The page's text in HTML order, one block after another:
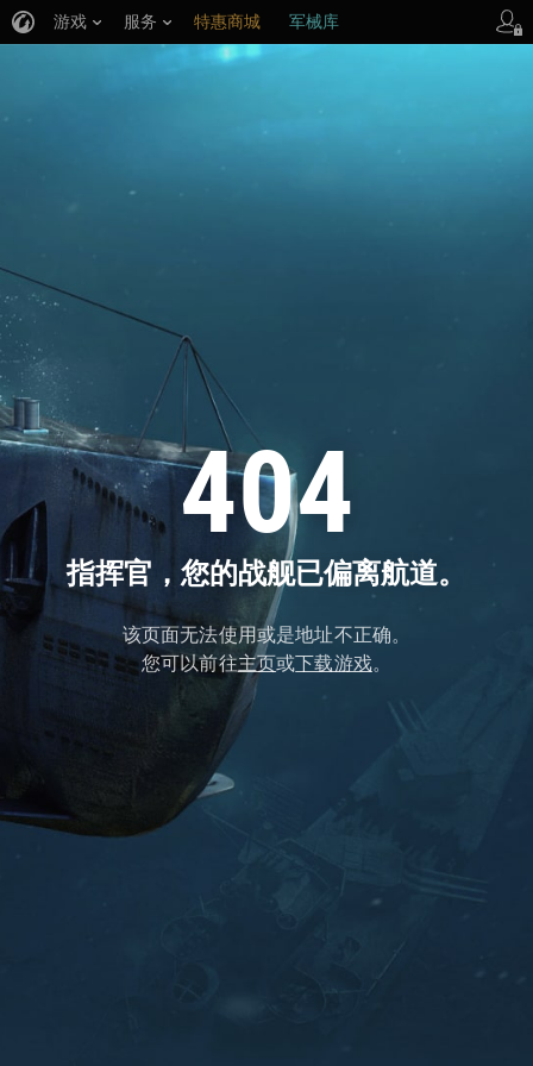
404
指挥官，您的战舰已偏离航道。
该页面无法使用或是地址不正确。
您可以前往主页或下载游戏。
游戏 服务 特惠商城 军械库